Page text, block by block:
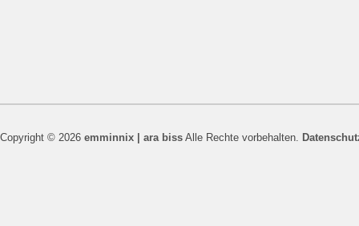
Copyright © 2026 emminnix | ara biss Alle Rechte vorbehalten.